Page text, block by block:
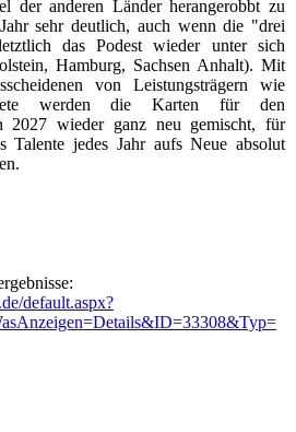
der anderen Länder herangerobbt zu
sehr deutlich, auch wenn die "drei
das Podest wieder unter sich
Hamburg, Sachsen Anhalt). Mit
von Leistungsträgern wie
werden die Karten für den
2027 wieder ganz neu gemischt, für
jedes Jahr aufs Neue absolut
default.aspx?